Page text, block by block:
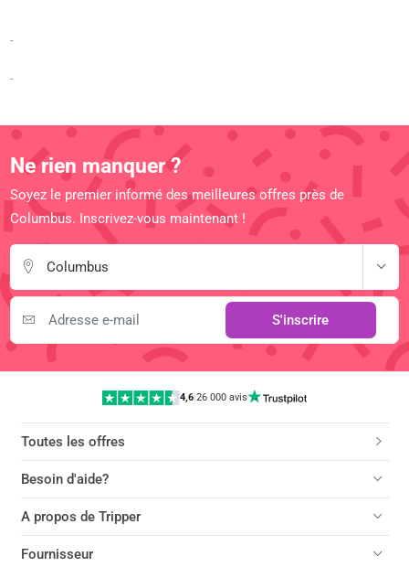
-
-
Ne rien manquer ?
Soyez le premier informé des meilleures offres près de
Columbus. Inscrivez-vous maintenant !
Columbus
S'inscrire
4,6 |26 000 avis
Toutes les offres
Besoin d'aide?
A propos de Tripper
Fournisseur